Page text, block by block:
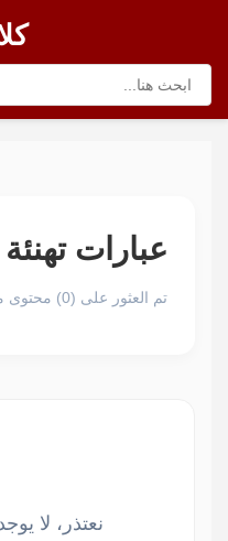
عبارات تهنئة
تم العثور على (0) محتوى مرتبط بهذا الوسم.
نعتذر، لا